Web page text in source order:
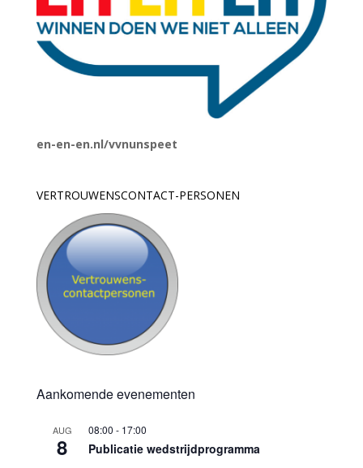
en-en-en.nl/vvnunspeet
VERTROUWENSCONTACT-PERSONEN
Aankomende evenementen
AUG
8
08:00 - 17:00
Publicatie wedstrijdprogramma